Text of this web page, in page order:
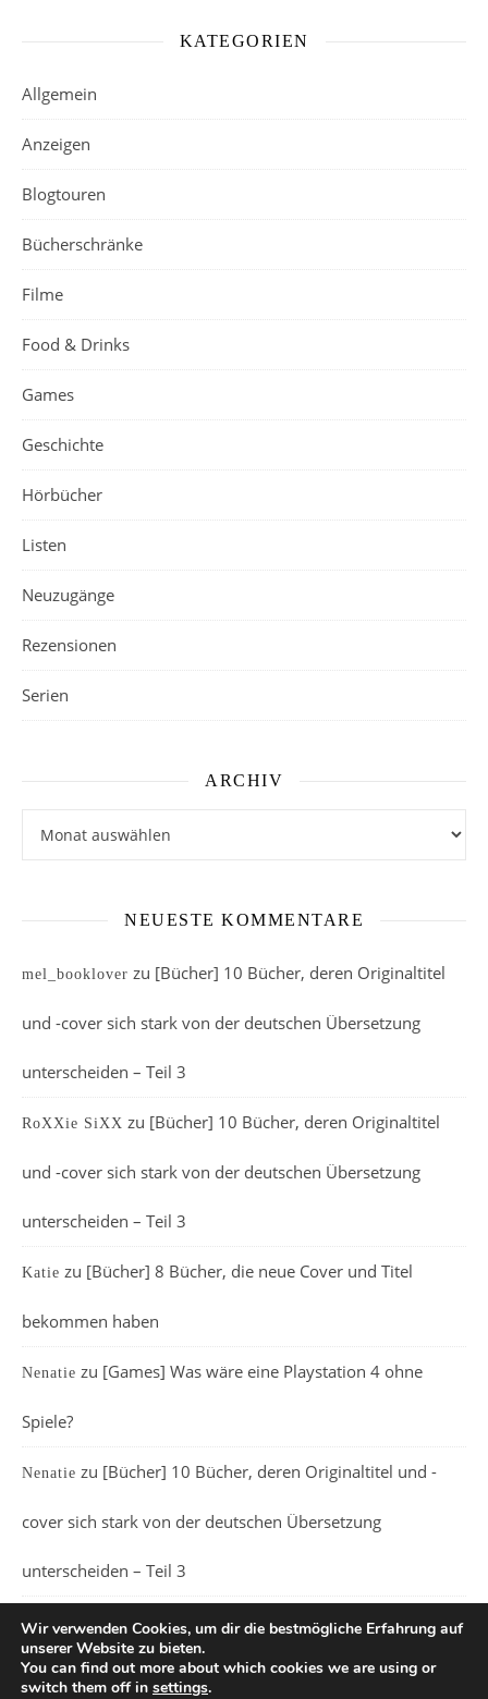
KATEGORIEN
Allgemein
Anzeigen
Blogtouren
Bücherschränke
Filme
Food & Drinks
Games
Geschichte
Hörbücher
Listen
Neuzugänge
Rezensionen
Serien
ARCHIV
NEUESTE KOMMENTARE
mel_booklover zu [Bücher] 10 Bücher, deren Originaltitel
und -cover sich stark von der deutschen Übersetzung
unterscheiden – Teil 3
RoXXie SiXX zu [Bücher] 10 Bücher, deren Originaltitel
und -cover sich stark von der deutschen Übersetzung
unterscheiden – Teil 3
Katie zu [Bücher] 8 Bücher, die neue Cover und Titel
bekommen haben
Nenatie zu [Games] Was wäre eine Playstation 4 ohne
Spiele?
Nenatie zu [Bücher] 10 Bücher, deren Originaltitel und -
cover sich stark von der deutschen Übersetzung
unterscheiden – Teil 3
Wir verwenden Cookies, um dir die bestmögliche Erfahrung auf
unserer Website zu bieten.
You can find out more about which cookies we are using or
switch them off in settings.